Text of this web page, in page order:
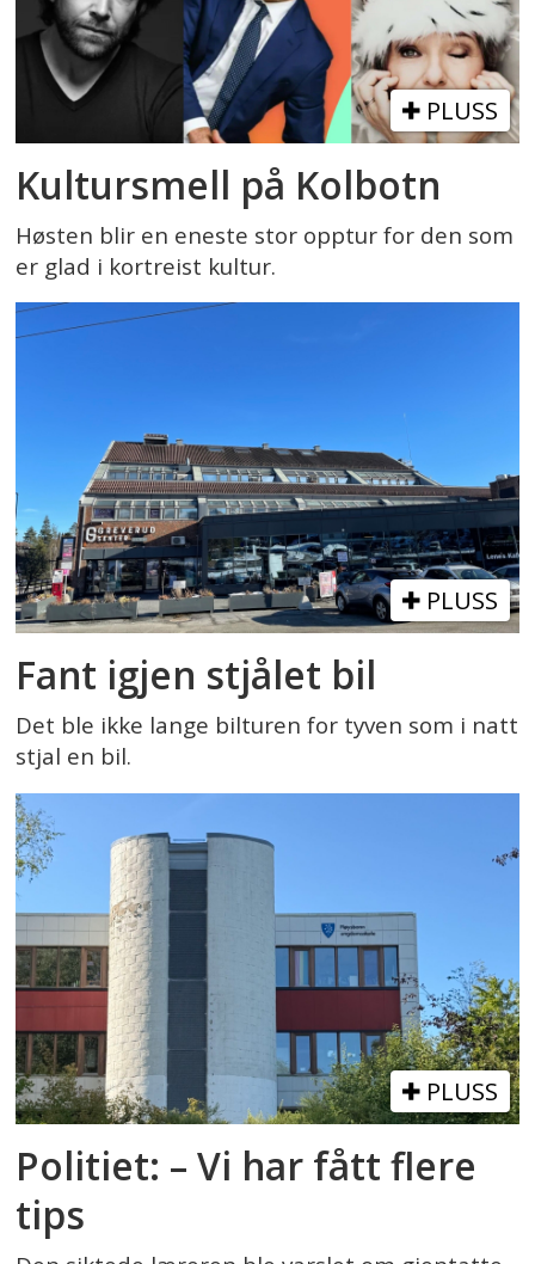
PLUSS
Kultursmell på Kolbotn
Høsten blir en eneste stor opptur for den som
er glad i kortreist kultur.
PLUSS
Fant igjen stjålet bil
Det ble ikke lange bilturen for tyven som i natt
stjal en bil.
PLUSS
Politiet: – Vi har fått flere
tips